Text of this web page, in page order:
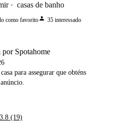
casas de banho
como favoritoperson 35 interessado
por Spotahome
para assegurar que obténs
3.8 (19)